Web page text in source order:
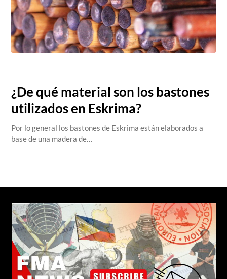
¿De qué material son los bastones
utilizados en Eskrima?
Por lo general los bastones de Eskrima están elaborados a
base de una madera de…